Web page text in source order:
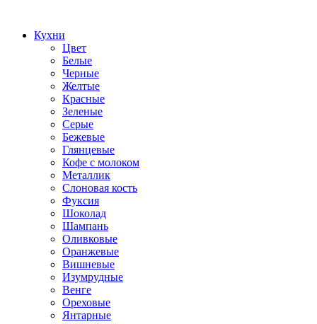
Кухни
Цвет
Белые
Черные
Желтые
Красные
Зеленые
Серые
Бежевые
Глянцевые
Кофе с молоком
Металлик
Слоновая кость
Фуксия
Шоколад
Шампань
Оливковые
Оранжевые
Вишневые
Изумрудные
Венге
Ореховые
Янтарные